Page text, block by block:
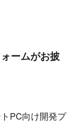
ームがお披
PC向け開発プ